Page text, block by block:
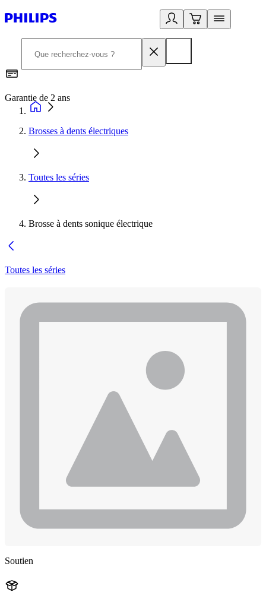
Garantie de 2 ans
Brosses à dents électriques
Toutes les séries
Brosse à dents sonique électrique
Toutes les séries
Soutien